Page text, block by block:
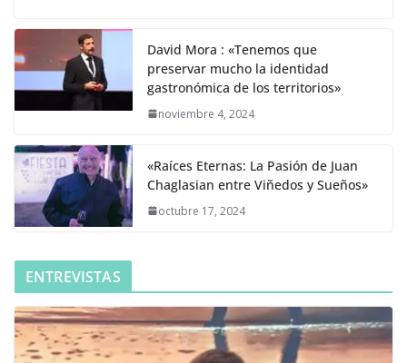
David Mora : «Tenemos que
preservar mucho la identidad
gastronómica de los territorios»
noviembre 4, 2024
«Raíces Eternas: La Pasión de Juan
Chaglasian entre Viñedos y Sueños»
octubre 17, 2024
ENTREVISTAS